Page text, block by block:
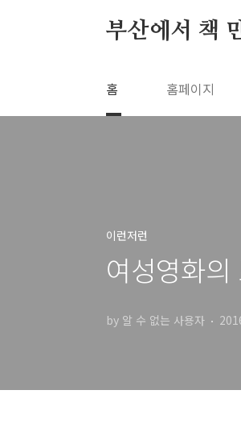
부산에서 책
홈 홈페이지
이런저런
여성영화
by 알 수 없는 사용자